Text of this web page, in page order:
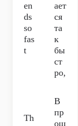
en
ds
so
fas
t
ает
ся
та
к
бы
ст
ро,
Th
В
пр
ош